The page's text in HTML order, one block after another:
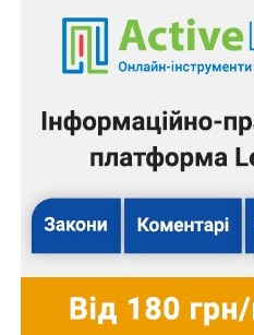
вчинення батьком дитини
відносно неї, не надали
обставинам, встановленим
відхилення, зробивши
визначення місця
батьків без дослідження
Отже, Верховний Суд
постанову апеляційного